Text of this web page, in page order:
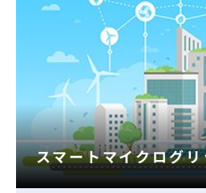
スマートマイクログ